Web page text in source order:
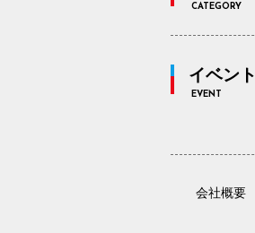
CATEGORY
イベント
EVENT
会社概要